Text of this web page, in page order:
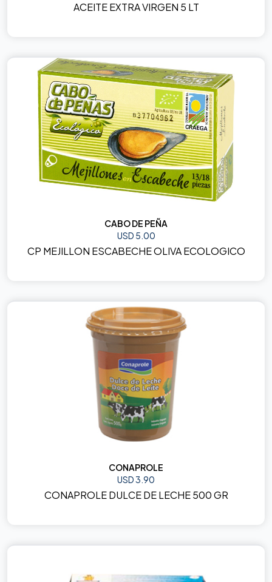
ACEITE EXTRA VIRGEN 5 LT
CABO DE PEÑA
USD 5.00
CP MEJILLON ESCABECHE OLIVA ECOLOGICO
CONAPROLE
USD 3.90
CONAPROLE DULCE DE LECHE 500 GR